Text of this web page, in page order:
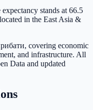
stands at 66.5
in the East Asia &
covering economic
and infrastructure. All
Data and updated